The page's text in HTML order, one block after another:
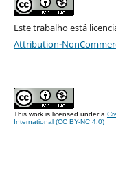
Este trabalho está
Attribution-
This work is licensed under a
International (CC BY-NC 4.0)